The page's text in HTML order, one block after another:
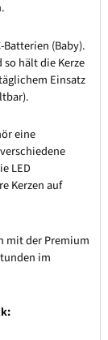
(Baby).
hält die Kerze
Einsatz
eine
LED
Kerzen auf
mit der Premium
im